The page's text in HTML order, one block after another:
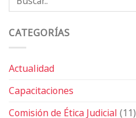
CATEGORÍAS
Actualidad
Capacitaciones
Comisión de Ética Judicial(11)